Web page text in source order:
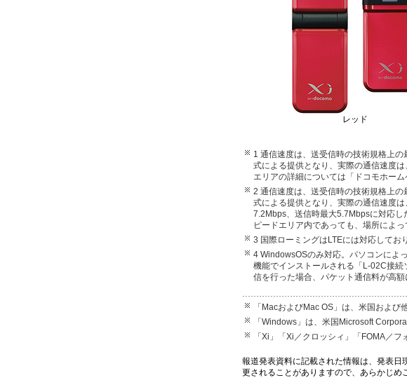
レッド
1 通信速度は、送受信時の技術規格上
式による提供となり、実際の通信速度
エリアの詳細については「ドコモホーム
2 通信速度は、送受信時の技術規格上
式による提供となり、実際の通信速度
7.2Mbps、送信時最大5.7Mbpsに対応し
ピードエリア内であっても、場所によ
3 国際ローミングはLTEには対応してお
4 WindowsOSのみ対応。パソコンによ
機能でインストールされる「L-02C接
信を行った場合、パケット通信料が高額
「MacおよびMac OS」は、米国および
「Windows」は、米国Microsoft
「Xi」「Xi／クロッシィ」「FOMA／
報道発表資料に記載された情報は、発表
更されることがありますので、あらかじめ